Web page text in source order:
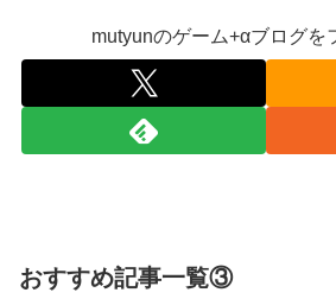
の謎が解けるWWW
ワイ、「着衣おっばい」でしか抜け
ｗｗｗｗｗ
【VTuber】RK Music、公式サイト
【にじさんじ】七瀬、動物園でアシ
【ホロライブ】ニコ、引っ越し先に
mutyunのゲーム+αブログを
おすすめ記事一覧③